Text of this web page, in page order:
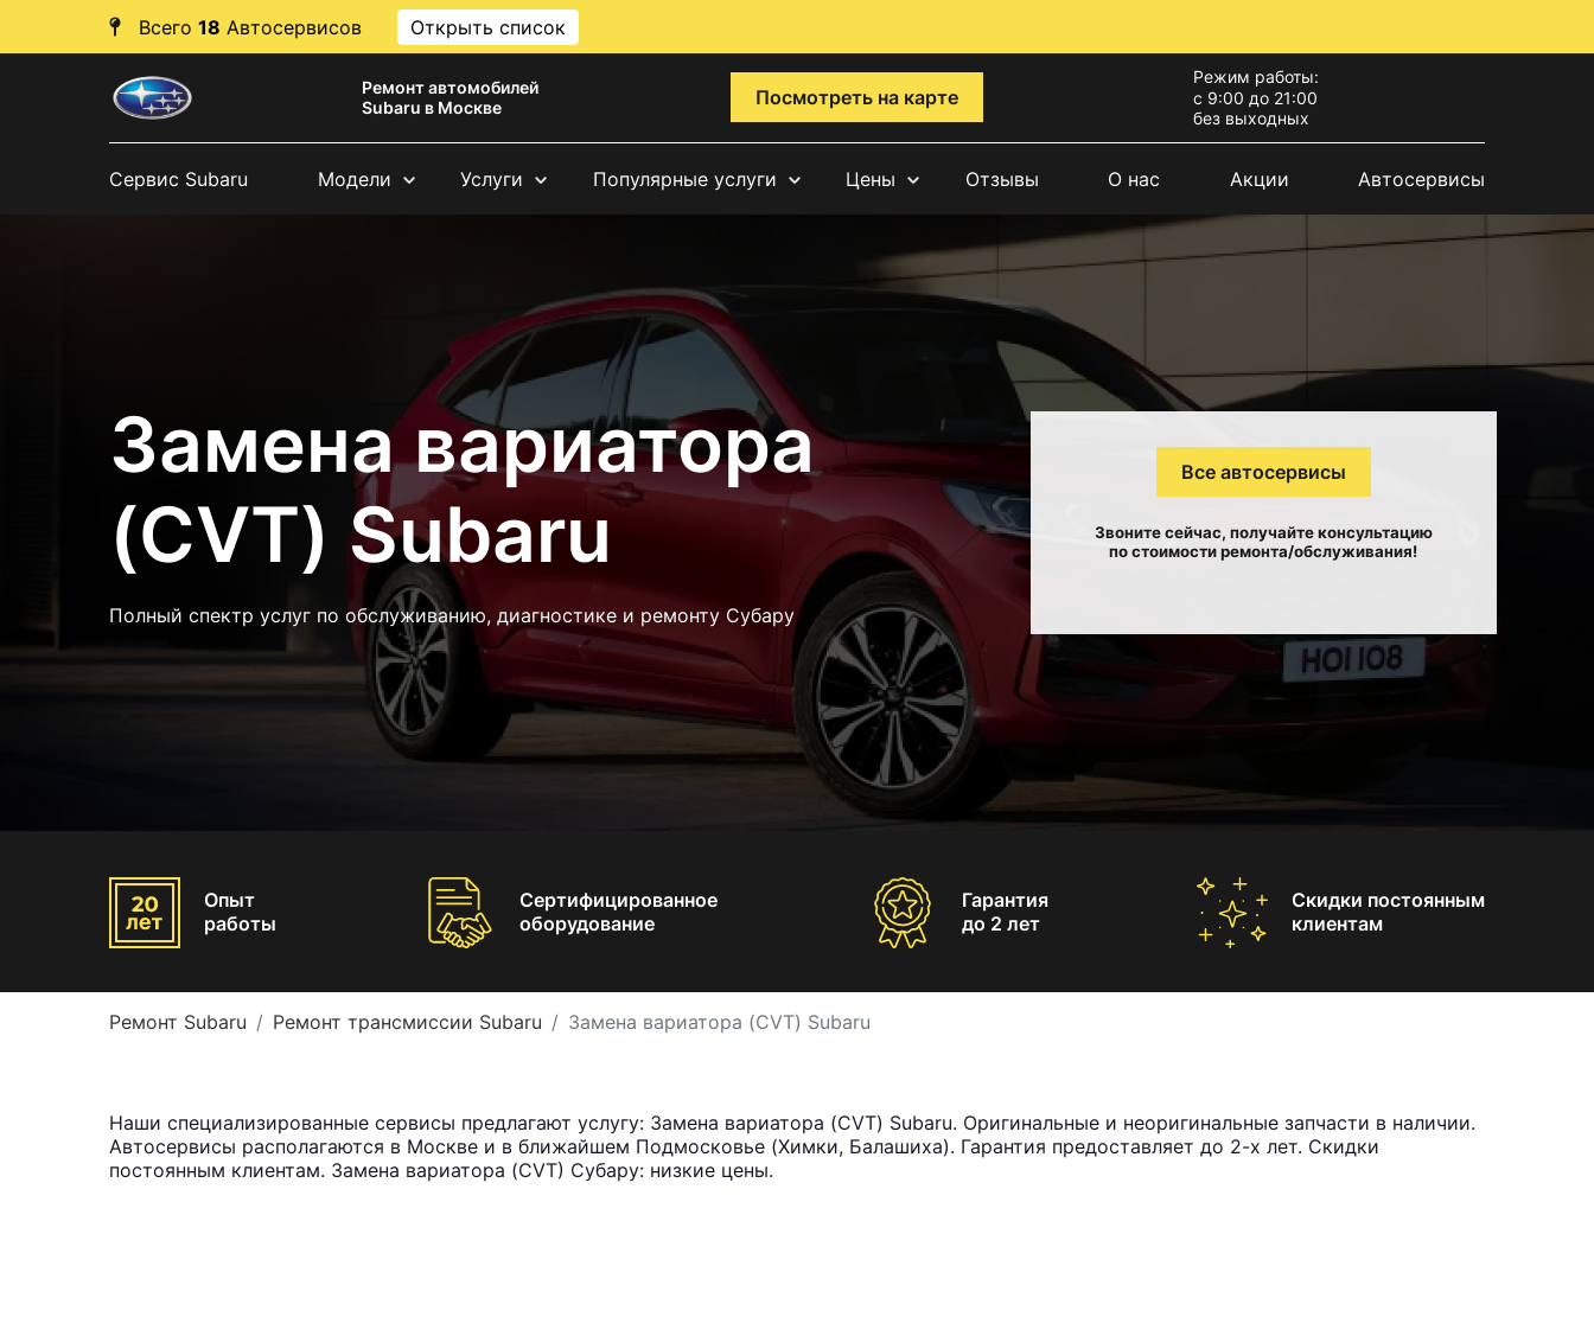
Всего 18 Автосервисов Открыть список
Ремонт автомобилей
Subaru в Москве
Посмотреть на карте
Режим работы:
с 9:00 до 21:00
без выходных
Сервис Subaru Модели Услуги Популярные услуги Цены Отзывы О нас Акции Автосервисы
Замена вариатора
(CVT) Subaru
Полный спектр услуг по обслуживанию, диагностике и ремонту Субару
Все автосервисы
Звоните сейчас, получайте консультацию
по стоимости ремонта/обслуживания!
Опыт
работы
Сертифицированное
оборудование
Гарантия
до 2 лет
Скидки постоянным
клиентам
Ремонт Subaru Ремонт трансмиссии Subaru Замена вариатора (CVT) Subaru
Наши специализированные сервисы предлагают услугу: Замена вариатора (CVT) Subaru. Оригинальные и неоригинальные запчасти в наличии.
Автосервисы располагаются в Москве и в ближайшем Подмосковье (Химки, Балашиха). Гарантия предоставляет до 2-х лет. Скидки
постоянным клиентам. Замена вариатора (CVT) Субару: низкие цены.